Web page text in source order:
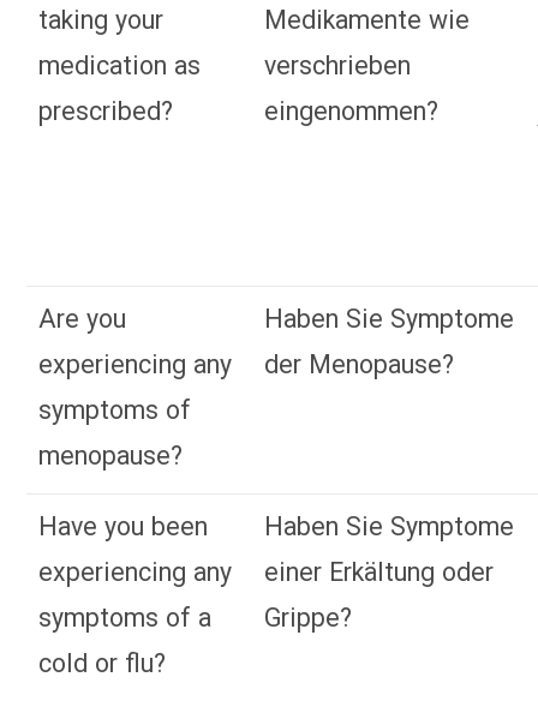
taking your
medication as
prescribed?
Medikamente wie
verschrieben
eingenommen?
Are you
experiencing any
symptoms of
menopause?
Haben Sie Symptome
der Menopause?
Have you been
experiencing any
symptoms of a
cold or flu?
Haben Sie Symptome
einer Erkältung oder
Grippe?